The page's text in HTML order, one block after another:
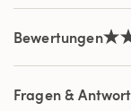
Bewertungen4.2
5
Fragen &